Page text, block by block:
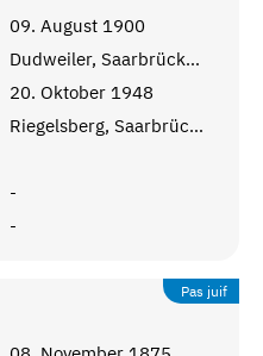
09. August 1900
Dudweiler, Saarbrücken
20. Oktober 1948
Riegelsberg, Saarbrücken
-
-
Pas juif